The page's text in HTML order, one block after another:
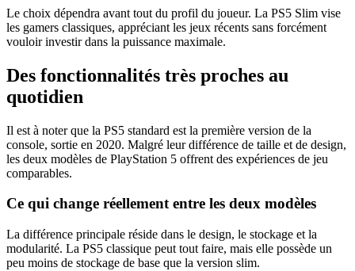
Le choix dépendra avant tout du profil du joueur. La PS5 Slim vise
les gamers classiques, appréciant les jeux récents sans forcément
vouloir investir dans la puissance maximale.
Des fonctionnalités très proches au
quotidien
Il est à noter que la PS5 standard est la première version de la
console, sortie en 2020. Malgré leur différence de taille et de design,
les deux modèles de PlayStation 5 offrent des expériences de jeu
comparables.
Ce qui change réellement entre les deux modèles
La différence principale réside dans le design, le stockage et la
modularité. La PS5 classique peut tout faire, mais elle possède un
peu moins de stockage de base que la version slim.